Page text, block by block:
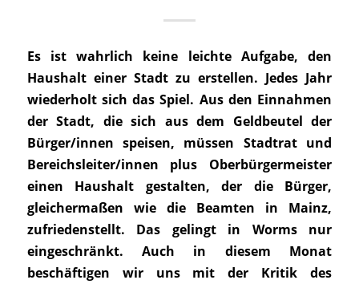
Es ist wahrlich keine leichte Aufgabe, den
Haushalt einer Stadt zu erstellen. Jedes Jahr
wiederholt sich das Spiel. Aus den Einnahmen
der Stadt, die sich aus dem Geldbeutel der
Bürger/innen speisen, müssen Stadtrat und
Bereichsleiter/innen plus Oberbürgermeister
einen Haushalt gestalten, der die Bürger,
gleichermaßen wie die Beamten in Mainz,
zufriedenstellt. Das gelingt in Worms nur
eingeschränkt. Auch in diesem Monat
beschäftigen wir uns mit der Kritik des